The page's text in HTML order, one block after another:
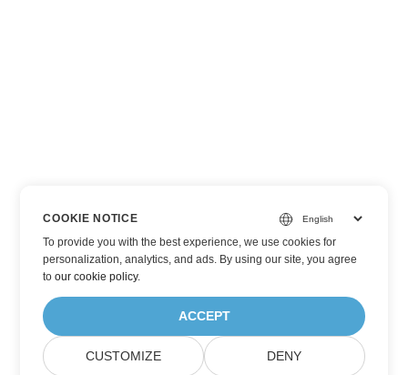
COOKIE NOTICE
To provide you with the best experience, we use cookies for
personalization, analytics, and ads. By using our site, you agree
toour cookie policy.
ACCEPT
CUSTOMIZE DENY